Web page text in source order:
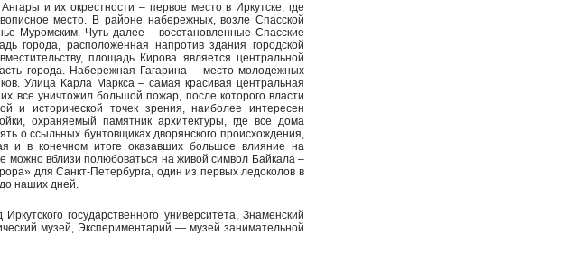
и их окрестности – первое место в Иркутске, где
место. В районе набережных, возле Спасской
Муромским. Чуть далее – восстановленные Спасские
города, расположенная напротив здания городской
площадь Кирова является центральной
города. Набережная Гагарина – место молодежных
Улица Карла Маркса – самая красивая центральная
все уничтожил большой пожар, после которого власти
и исторической точек зрения, наиболее интересен
охраняемый памятник архитектуры, где все дома
о ссыльных бунтовщиках дворянского происхождения,
и в конечном итоге оказавших большое влияние на
можно вблизи полюбоваться на живой символ Байкала –
для Санкт-Петербурга, один из первых ледоколов в
наших дней.
государственного университета, Знаменский
музей, Экспериментарий — музей занимательной